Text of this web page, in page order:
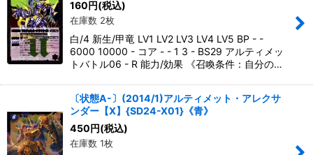
160 円(税込)
在庫数 2枚
白/4 新生/甲竜 LV1 LV2 LV3 LV4 LV5 BP - -
6000 10000 - コア - - 1 3 - BS29 アルティメッ
トバトル06 - R 能力/効果 《召喚条件：自分の…
〔状態A-〕(2014/1)アルティメット・アレクサ
ンダー【X】{SD24-X01}《青》
450 円(税込)
在庫数 1枚